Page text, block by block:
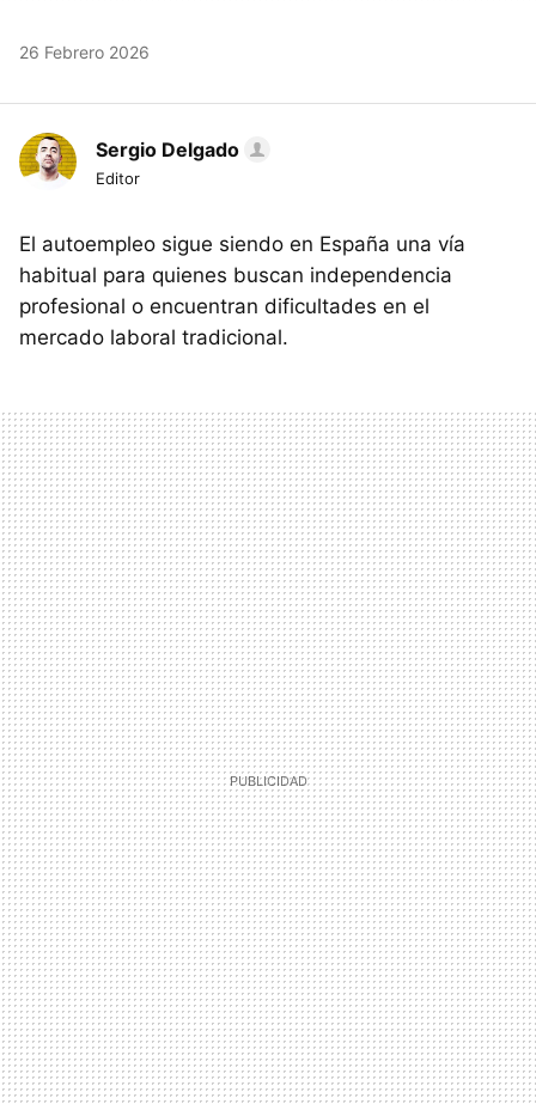
26 Febrero 2026
Sergio Delgado
Editor
El autoempleo sigue siendo en España una vía
habitual para quienes buscan independencia
profesional o encuentran dificultades en el
mercado laboral tradicional.